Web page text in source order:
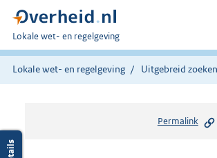
U
bent
hier:
Lokale wet- en regelgeving
Lokale wet- en regelgeving Uitgebreid zoeken
Permalink